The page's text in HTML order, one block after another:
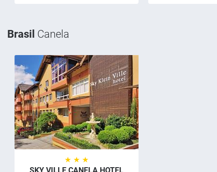
Brasil Canela
★ ★ ★